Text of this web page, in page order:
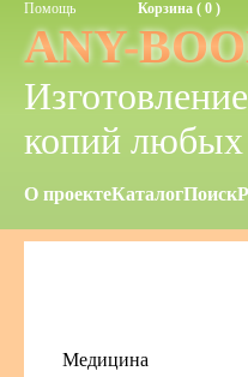
Помощь Корзина ( 0 )
ANY-
копий любых
О проектеКаталогПоиск
Медицина